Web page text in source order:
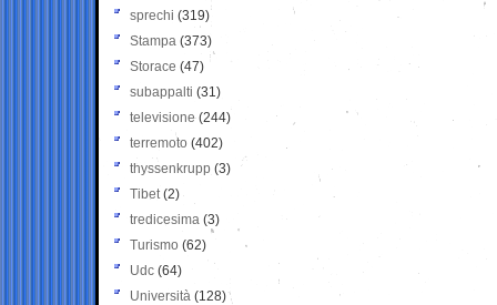
sprechi (319)
Stampa (373)
Storace (47)
subappalti (31)
televisione(244)
terremoto (402)
thyssenkrupp (3)
Tibet(2)
tredicesima (3)
Turismo (62)
Udc (64)
Università (128)